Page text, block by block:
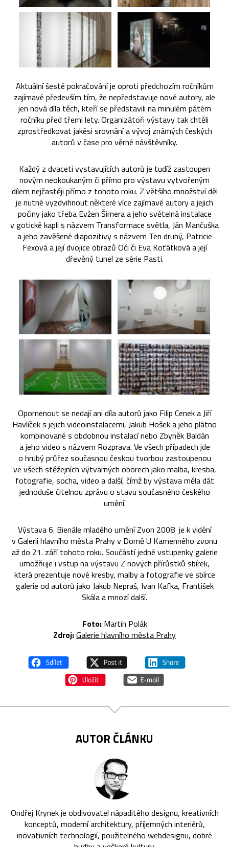
Aktuální šesté pokračování je oproti předchozím ročníkům
zajímavé především tím, že nepředstavuje nové autory, ale
jen nová díla těch, kteří se představili na minulém pátém
ročníku před třemi lety. Organizátoři výstavy tak chtěli
zprostředkovat jakési srovnání a vývoj známých českých
autorů v čase pro věrné návštěvníky.
Každý z dvaceti vystavujících autorů je tudíž zastoupen
novým neokoukaným či přímo pro výstavu vytvořeným
dílem nejčastěji přímo z tohoto roku. Z většího množství děl
je nutné vyzdvihnout některé více zajímavé autory a jejich
počiny jako třeba Evžen Šimera a jeho světelná instalace
v gotické kapli s názvem Transformace světla, Ján Mančuška
a jeho zavěšené diapozitivy s názvem Ten druhý, Patricie
Fexová a její dvojice obrazů Oči či Eva Koťátková a její
dřevěný tunel ze série Pasti.
Opomenout se nedají ani díla autorů jako Filip Cenek a Jiří
Havlíček s jejich videoinstalacemi, Jakub Hošek a jeho plátno
kombinované s obdobnou instalací nebo Zbyněk Baldán
a jeho video s názvem Rozprava. Ve všech případech jde
o hrubý průřez současnou českou tvorbou zastoupenou
ve všech stěžejních výtvarných oborech jako malba, kresba,
fotografie, socha, video a další, čímž by výstava měla dát
jednoduše čitelnou zprávu o stavu současného českého
umění.
Výstava 6. Bienále mladého umění Zvon 2008 je k vidění
v Galerii hlavního města Prahy v Domě U Kamenného zvonu
až do 21. září tohoto roku. Součástí jedné vstupenky galerie
umožňuje i vstup na výstavu Z nových přírůstků sbírek,
která prezentuje nové kresby, malby a fotografie ve sbírce
galerie od autorů jako Jakub Nepraš, Ivan Kafka, František
Skála a mnozí další.
Foto:Martin Polák
Zdroj:Galerie hlavního města Prahy
AUTOR ČLÁNKU
Ondřej Krynek je obdivovatel nápaditého designu, kreativních
konceptů, moderní architektury, příjemných interiérů,
inovativních technologií, použitelného webdesignu, dobré